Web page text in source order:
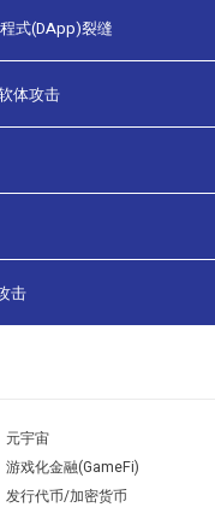
式(DApp)裂缝
体攻击
击
元宇宙
游戏化金融(GameFi)
发行代币/加密货币